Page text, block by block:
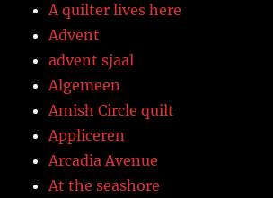
A quilter lives here
Advent
advent sjaal
Algemeen
Amish Circle quilt
Appliceren
Arcadia Avenue
At the seashore